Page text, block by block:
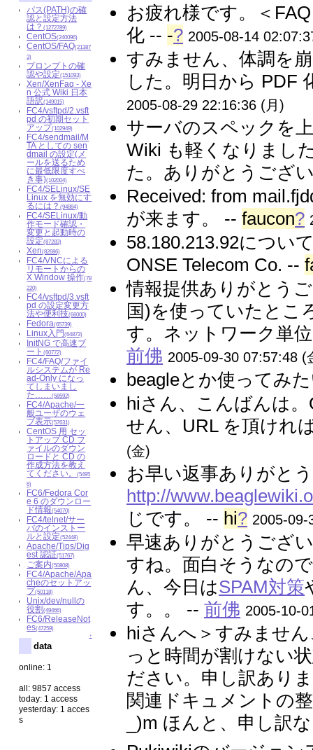
パス(PATH)の確
認と設定方法
は？(1272789)
CentOS(240096)
CentOS/FAQ(21387
3)
プロンプトの確
認や設定(151093)
Xen/XenFaq - Xe
n 公式 Wiki 日本
語訳(149015)
FC4/vsftpd/2.vsft
pd の初期セット
アップ(102949)
FC4/sendmail/M
TA としての sen
dmail の設定(メ
ールを送るため
に最低限度すべ
き事)(102004)
FC4/SELinux/SE
Linux を無効にす
るには？(94884)
FC4/SELinux/動
作モード確認・
変更と起動時の
設定(87283)
Xen(82686)
FC4/VNCによる
リモートからの
X Window 操作(78
220)
FC4/vsftpd/3.vsft
pd の設定変更方
法や便利技(66000)
Fedora(65739)
Linux入門(64873)
InitNG で高速ブ
ート(60772)
FC4/FAQ/ファイ
ルシステムが Re
ad-Only になっ
てしまいまし
た……(58592)
FC4/Apache/一
般ユーザのウェ
ブ表示(57631)
CentOS 用 セッ
トアップ CD フ
ァイルのダウン
ロードと CD の
作成方法を教え
てください。(5495
6)
FC6/Fedora Cor
e 6 のダウンロー
ド情報(54070)
FC4/telnet/サー
バのインストー
ルと設定(52448)
Apache/Tips/Dig
est 認証(51767)
ご案内(50808)
FC4/Apache/Apa
cheのセットアッ
プ(50118)
Unix/dev/nullの
役割(49466)
FC6/ReleaseNot
es(47259)
↑
data
online: 1
all: 9857 access
today: 1 access
yesterday: 1 acces
s
お疲れ様です。＜
化 -- -? 2005-08-14
すみません、体調を
した。明日から PDF
2005-08-29 22:16:36 (月)
サーバのスペックを
Wiki も軽くなりまし
た。ありがとうござ
Received: from
が来ます。 --faucon?
58.180.213.92につい
ONSE Telecom Co. --
情報提供ありがとう
国)を使っていたとこ
す。ネットワーク単
前佛 2005-09-30 07:57:48 (
beagleとか使ってみ
hiさん、こんばんは
せん、URL を頂けれ
(金)
お早い返事ありがと
http://
じです。 -- hi? 2005-09-
早速ありがとうござ
すね。面白そうなの
ん、今日はSPAM対策
す。。 --前佛 2005-10-
hiさんへ＞すみませ
っと時間が割けない
ださい。申し訳あり
関連ドキュメントの
_)m ほんと、申し訳